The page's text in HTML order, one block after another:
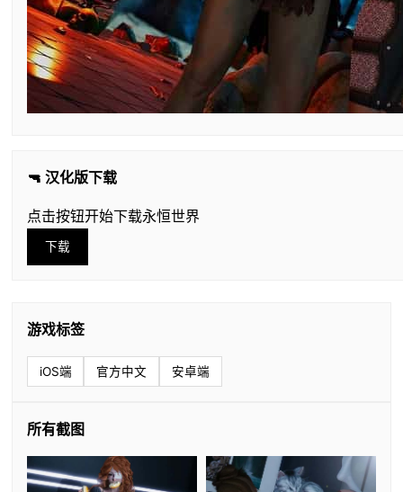
🔫 汉化版下载
点击按钮开始下载永恒世界
下载
游戏标签
iOS端 官方中文 安卓端
所有截图